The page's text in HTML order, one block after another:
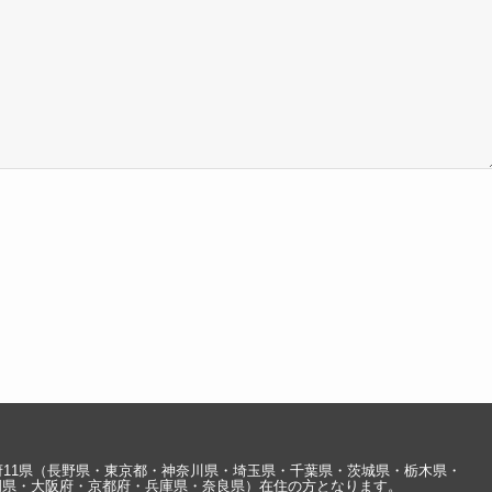
県（長野県・東京都・神奈川県・埼玉県・千葉県・茨城県・栃木県・
・大阪府・京都府・兵庫県・奈良県）在住の方となります。